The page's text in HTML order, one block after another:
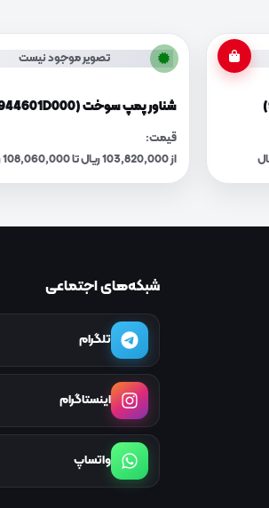
تصویر موجود نیست
شناور پمپ سوخت (944601D000)
قیمت:
از 103,820,000 ریال تا 108,060,000 ریال
شبکه‌های اجتماعی
تلگرام
اینستاگرام
واتساپ